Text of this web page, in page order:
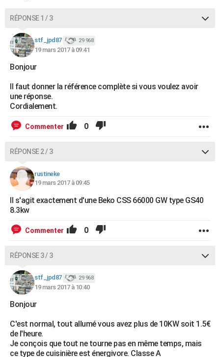
S'inscrire
Se connecter
Lycées
Collèges
Primaires
Universités
Entreprises
Service militaire
Avis de recherche
AVIS DE DÉCÈS
FORUM
Bricolage
Lifestyle
Culture
Sport
Auto
Television
Voyage
Cinema
RÉPONSE 1 / 3
stf_jpd87 29 968
19 mars 2017 à 09:41
Bonjour
Il faut donner la référence complète si vous voulez avoir
une réponse.
Cordialement.
Commenter 0
RÉPONSE 2 / 3
rustineke
19 mars 2017 à 09:45
Il s'agit exactement d'une Beko CSS 66000 GW type GS40
8.3kw
Commenter 0
RÉPONSE 3 / 3
stf_jpd87 29 968
19 mars 2017 à 10:40
Bonjour
C'est normal, tout allumé vous avez plus de 10KW soit 1.5€
de l'heure.
Je conçois que tout ne tourne pas en même temps, mais
ce type de cuisinière est énergivore. Classe A